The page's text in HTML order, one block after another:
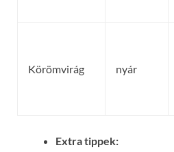
Körömvirág nyár
Extra tippek: